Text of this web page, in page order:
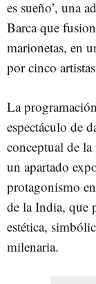
es sueño’, una
Barca que
marionetas, en
por cinco
La
espectáculo de
conceptual de la
un apartado
protagonismo
de la India, que
estética,
milenaria.